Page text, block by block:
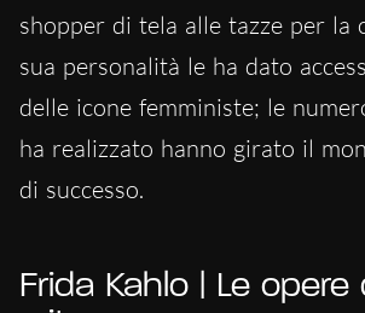
shopper di tela alle tazze per la
sua personalità le ha dato
delle icone femministe; le
ha realizzato hanno girato il
di successo.
Frida Kahlo | Le opere